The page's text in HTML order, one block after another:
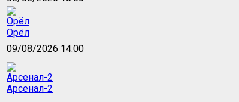
Орёл
09/08/2026 14:00
Арсенал-2